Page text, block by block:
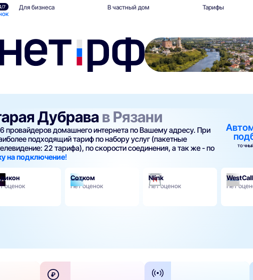
7 Для бизнеса В частный дом Тарифы
Дубравав Рязани
провайдеров домашнего интернета по Вашему адресу. При
подходящий тариф по набору услуг (пакетные
22 тарифа), по скорости соединения, а так же - по
на подключение!
4.3
оценок
Сотком
Нет оценок
Nlink
Нет оценок
WestCall
Нет